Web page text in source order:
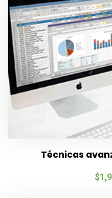
Técnicas
$